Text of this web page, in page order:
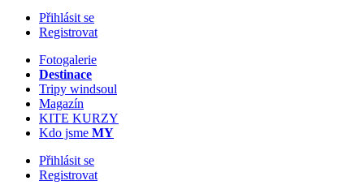
Přihlásit se
Registrovat
Fotogalerie
Destinace
Tripy windsoul
Magazín
KITE KURZY
Kdo jsme MY
Přihlásit se
Registrovat